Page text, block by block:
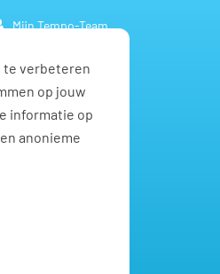
te verbeteren
op jouw
informatie op
anonieme
Mijn Tempo-Team